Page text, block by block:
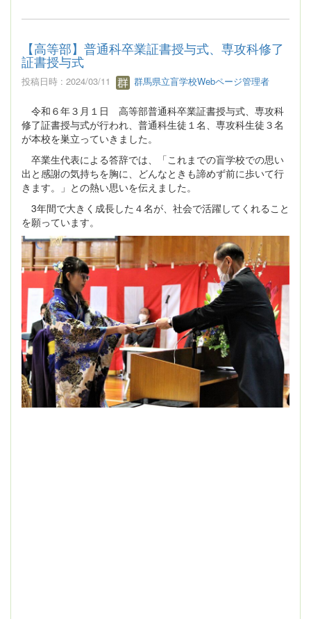
【高等部】普通科卒業証書授与式、専攻科修了
証書授与式
投稿日時 : 2024/03/11 群馬県立盲学校Webページ管理者
令和６年３月１日 高等部普通科卒業証書授与式、専攻科
修了証書授与式が行われ、普通科生徒１名、専攻科生徒３名
が本校を巣立っていきました。
卒業生代表による答辞では、「これまでの盲学校での思い
出と感謝の気持ちを胸に、どんなときも諦めず前に歩いて行
きます。」との熱い思いを伝えました。
3年間で大きく成長した４名が、社会で活躍してくれること
を願っています。